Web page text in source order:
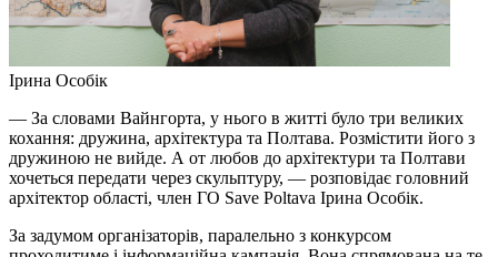
Ірина Особік
— За словами Вайнгорта, у нього в житті було три великих
кохання: дружина, архітектура та Полтава. Розмістити його з
дружиною не вийде. А от любов до архітектури та Полтави
хочеться передати через скульптуру, — розповідає головний
архітектор області, член ГО Save Poltava Ірина Особік.
За задумом організаторів, паралельно з конкурсом